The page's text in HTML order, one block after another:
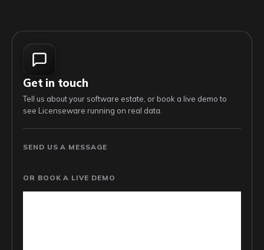
Get in touch
Tell us about your software estate, or book a live demo to
see Licenseware running on real data.
SEND US A MESSAGE
OR BOOK A LIVE DEMO